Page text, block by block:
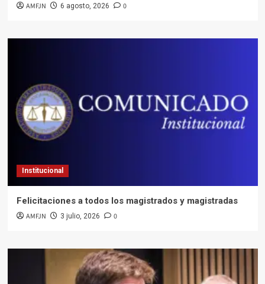
AMFJN 6 agosto, 2026 0
Institucional
Felicitaciones a todos los magistrados y magistradas
AMFJN 3 julio, 2026 0